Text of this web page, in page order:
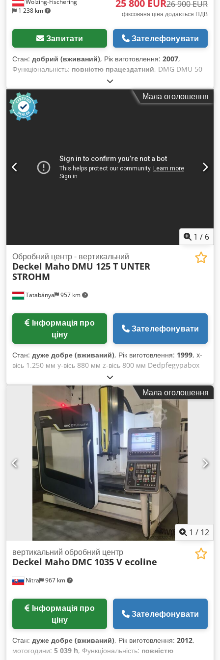
Wölzing-Fischering
1 238 km
25 800 EUR26 900 EUR
фіксована ціна додається ПДВ
Запитати Зателефонувати
Стан: добрий (вживаний), Рік виготовлення: 2007,
Функціональність: повністю працездатний, DMG DMU 50
3+2 осі ШПІНДЕЛЬ відремонтовано 01/2026 Dkedpfjza T A
Dox Ab Esr Система управління Heidenhain iTNC 530
Напрацьовано: 11275 годин Хід по осі X: 500 мм Хід по осі
Y: 450 мм Хід по осі Z: 400 мм Система управління iTNC
530 Heidenhain Діапазон швидкостей – головний шпиндель:
7x 14 x 63 мм Кількість позицій для інструментів: 30
Максимальна вага інструменту: 6 кг Швидкий хід: 24 м/хв
Сила подачі: 4,5 кН Швидкість подачі: 1 – 24 000 мм/хв
Мала оголошення
1 / 6
Tatabánya 957 km
Обробний центр - вертикальний
Deckel Maho DMU 125 T UNTER
STROHM
ціну
Зателефонувати
Стан: дуже добре (вживаний), Рік виготовлення: 1999, x-
вісь 1.250 мм y-вісь 880 мм z-вісь 800 мм Dedpfegypabox
Ab Ejkr Головний шпиндель: Діапазон обертів — головний
шпиндель макс. 12.000 об/хв Привідна потужність —
головний шпиндель 15 / 10 кВт Розмір столу для кріплення
1.500 x 1.050 мм Кількість місць для інструментів 30 поз.
Мала оголошення
1 / 12
Nitra 967 km
вертикальний обробний центр
Deckel Maho DMC 1035 V ecoline
ціну
Зателефонувати
Стан: дуже добре (вживаний), Рік виготовлення: 2012,
мотогодини: 5 039 h, Функціональність: повністю